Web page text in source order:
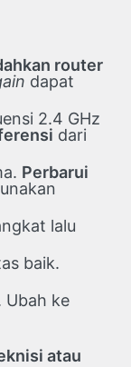
router
dapat
2.4 GHz
dari
Perbarui
lalu
baik.
Ubah ke
atau